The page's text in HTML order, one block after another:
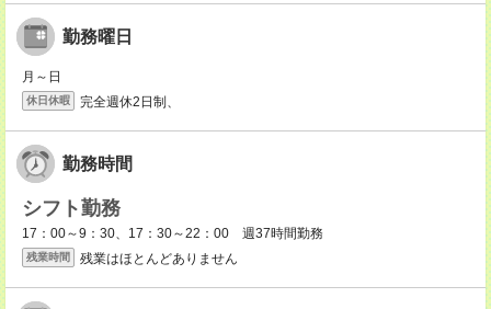
勤務曜日
月～日
休日休暇 完全週休2日制、
勤務時間
シフト勤務
17：00～9：30、17：30～22：00 週37時間勤務
残業時間 残業はほとんどありません